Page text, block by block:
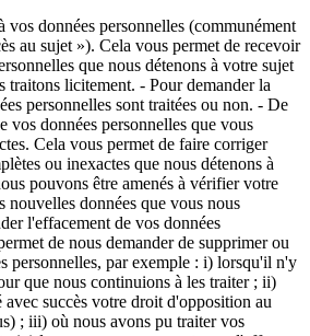
vos données personnelles (communément
au sujet »). Cela vous permet de recevoir
que nous détenons à votre sujet
traitons licitement. - Pour demander la
personnelles sont traitées ou non. - De
vos données personnelles que vous
Cela vous permet de faire corriger
ou inexactes que nous détenons à
pouvons être amenés à vérifier votre
nouvelles données que vous nous
l'effacement de vos données
de nous demander de supprimer ou
personnelles, par exemple : i) lorsqu'il n'y
que nous continuions à les traiter ; ii)
avec succès votre droit d'opposition au
; iii) où nous avons pu traiter vos